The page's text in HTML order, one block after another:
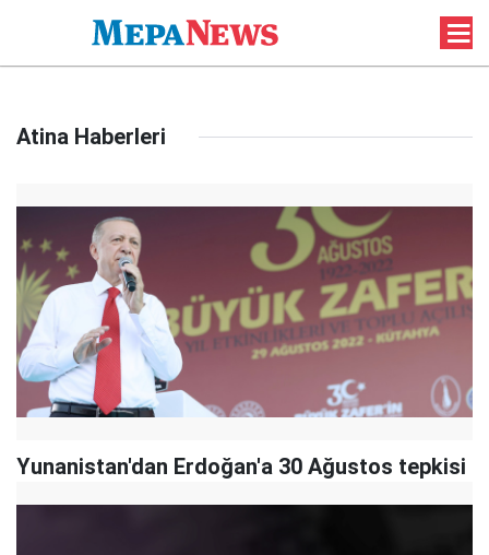
Atina Haberleri
Yunanistan'dan Erdoğan'a 30 Ağustos tepkisi